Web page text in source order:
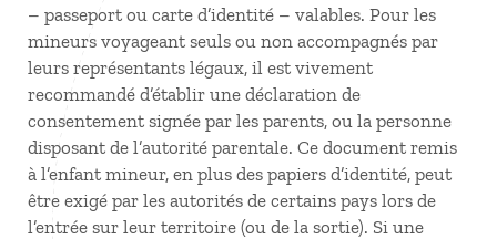
– passeport ou carte d’identité – valables. Pour les
mineurs voyageant seuls ou non accompagnés par
leurs représentants légaux, il est vivement
recommandé d’établir une déclaration de
consentement signée par les parents, ou la personne
disposant de l’autorité parentale. Ce document remis
à l’enfant mineur, en plus des papiers d’identité, peut
être exigé par les autorités de certains pays lors de
l’entrée sur leur territoire (ou de la sortie). Si une